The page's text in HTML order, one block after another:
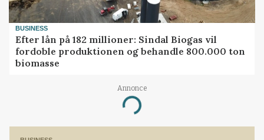
BUSINESS
Efter lån på 182 millioner: Sindal Biogas vil
fordoble produktionen og behandle 800.000 ton
biomasse
Annonce
Loading...